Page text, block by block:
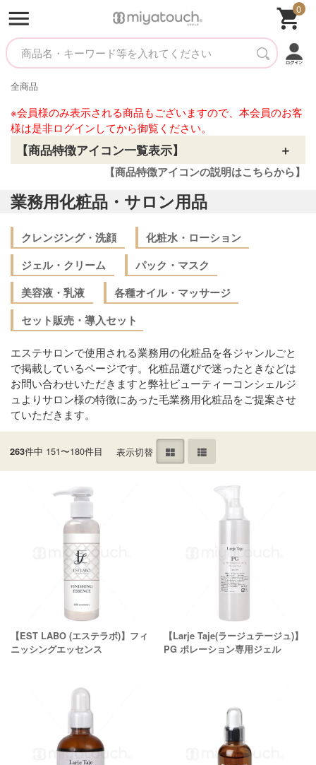
0
全商品
※会員様のみ表示される商品もございますので、本会員のお客
様は是非ログインしてから御覧ください。
【商品特徴アイコン一覧表示】
【商品特徴アイコンの説明はこちらから】
業務用化粧品・サロン用品
クレンジング・洗顔
化粧水・ローション
ジェル・クリーム
パック・マスク
美容液・乳液
各種オイル・マッサージ
セット販売・導入セット
エステサロンで使用される業務用の化粧品を各ジャンルごと
で掲載しているページです。化粧品選びで迷ったときなどは
お問い合わせいただきますと弊社ビューティーコンシェルジ
ュよりサロン様の特徴にあった毛業務用化粧品をご提案させ
ていただきます。
263件中 151〜180件目 表示切替
【EST LABO (エステラボ)】フィ
ニッシングエッセンス
【Larje Taje(ラージュテージュ)】
PG ポレーション専用ジェル